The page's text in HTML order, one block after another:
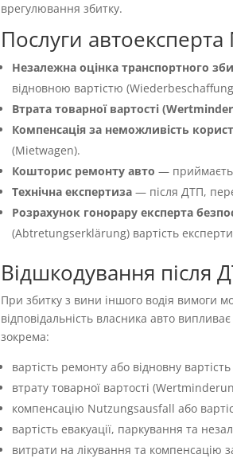
врегулювання збитку.
Послуги автоексперта
Незалежна оцінка транспортного
відновною вартістю
Втрата товарної вартості
Компенсація за неможливість
(Mietwagen).
Кошторис ремонту авто —
Технічна експертиза — після ДТП,
Розрахунок гонорару експерта
(Abtretungserklärung) вартість
Відшкодування
При збитку з вини іншого водія вимоги
відповідальність власника авто
зокрема:
вартість ремонту або відновну
втрату товарної вартості
компенсацію Nutzungsausfall або
вартість евакуації, паркування та
витрати на лікування та компенсацію